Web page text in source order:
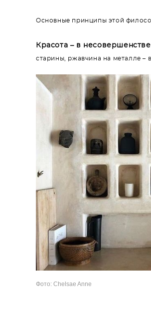
Основные принципы этой
Красота – в
старины, ржавчина на металле –
Фото: Chelsae Anne